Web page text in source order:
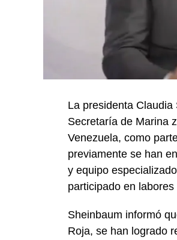
La presidenta
Secretaría de Marina
Venezuela, como
previamente se han
y equipo
participado en
Sheinbaum informó
Roja, se han logrado